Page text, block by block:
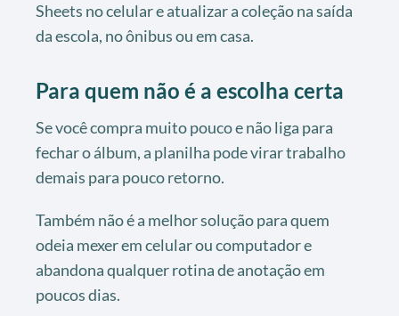
Sheets no celular e atualizar a coleção na saída
da escola, no ônibus ou em casa.
Para quem não é a escolha certa
Se você compra muito pouco e não liga para
fechar o álbum, a planilha pode virar trabalho
demais para pouco retorno.
Também não é a melhor solução para quem
odeia mexer em celular ou computador e
abandona qualquer rotina de anotação em
poucos dias.